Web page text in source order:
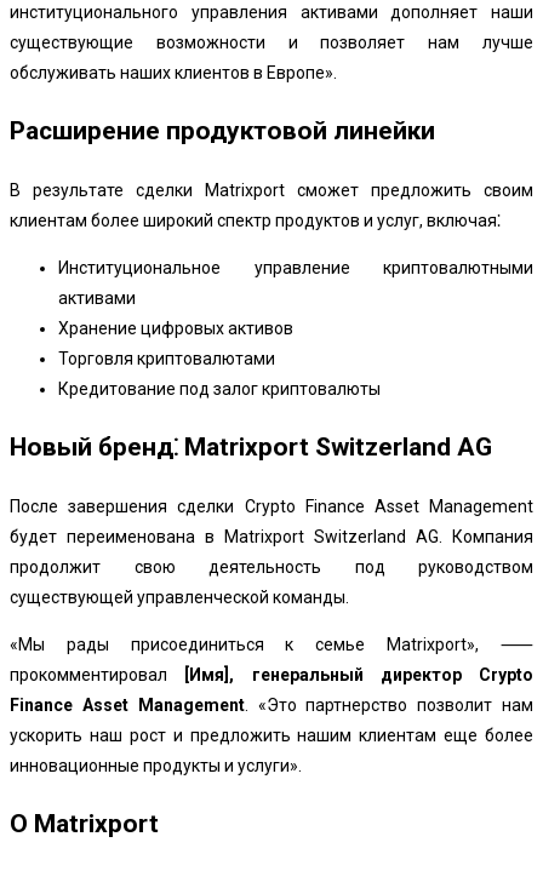
институционального управления активами дополняет наши
существующие возможности и позволяет нам лучше
обслуживать наших клиентов в Европе».
Расширение продуктовой линейки
В результате сделки Matrixport сможет предложить своим
клиентам более широкий спектр продуктов и услуг, включая⁚
Институциональное управление криптовалютными
активами
Хранение цифровых активов
Торговля криптовалютами
Кредитование под залог криптовалюты
Новый бренд⁚ Matrixport Switzerland AG
После завершения сделки Crypto Finance Asset Management
будет переименована в Matrixport Switzerland AG. Компания
продолжит свою деятельность под руководством
существующей управленческой команды.
«Мы рады присоединиться к семье Matrixport», ⸺
прокомментировал
[Имя], генеральный директор Crypto
Finance Asset Management. «Это партнерство позволит нам
ускорить наш рост и предложить нашим клиентам еще более
инновационные продукты и услуги».
О Matrixport